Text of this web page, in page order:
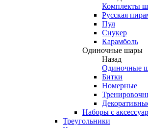
Комплекты
Русская
Пул
Снукер
Карамболь
Одиночные шары
Назад
Одиночные
Битки
Номерные
Наборы с
Треугольники